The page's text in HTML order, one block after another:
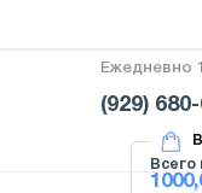
Ежедневно
(929)
Всего